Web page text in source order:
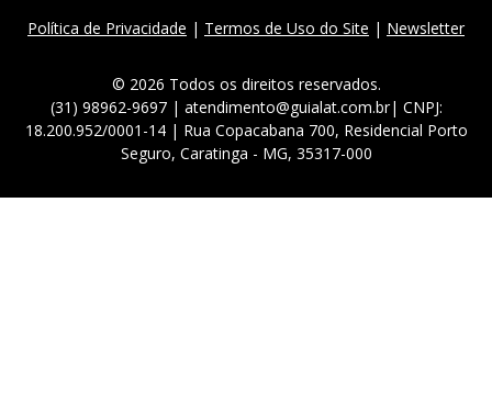
Política de Privacidade | Termos de Uso do Site | Newsletter
© 2026 Todos os direitos reservados.
(31) 98962-9697 | atendimento@guialat.com.br| CNPJ:
18.200.952/0001-14 | Rua Copacabana 700, Residencial Porto
Seguro, Caratinga - MG, 35317-000